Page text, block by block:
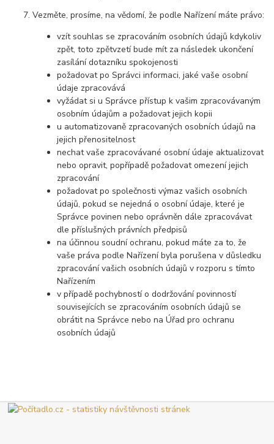
Vezměte, prosíme, na vědomí, že podle Nařízení máte právo:
vzít souhlas se zpracováním osobních údajů kdykoliv
zpět, toto zpětvzetí bude mít za následek ukončení
zasílání dotazníku spokojenosti
požadovat po Správci informaci, jaké vaše osobní
údaje zpracovává
vyžádat si u Správce přístup k vašim zpracovávaným
osobním údajům a požadovat jejich kopii
u automatizovaně zpracovaných osobních údajů na
jejich přenositelnost
nechat vaše zpracovávané osobní údaje aktualizovat
nebo opravit, popřípadě požadovat omezení jejich
zpracování
požadovat po společnosti výmaz vašich osobních
údajů, pokud se nejedná o osobní údaje, které je
Správce povinen nebo oprávněn dále zpracovávat
dle příslušných právních předpisů
na účinnou soudní ochranu, pokud máte za to, že
vaše práva podle Nařízení byla porušena v důsledku
zpracování vašich osobních údajů v rozporu s tímto
Nařízením
v případě pochybností o dodržování povinností
souvisejících se zpracováním osobních údajů se
obrátit na Správce nebo na Úřad pro ochranu
osobních údajů